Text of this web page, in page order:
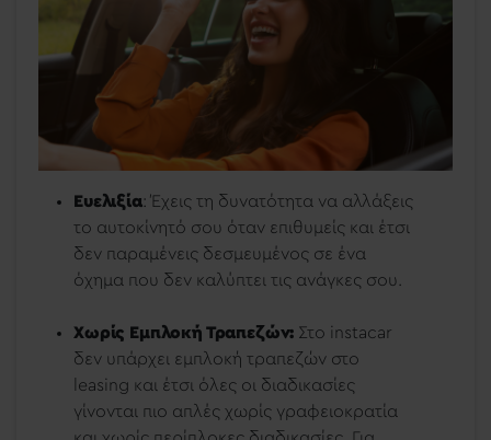
Ευελιξία: Έχεις τη δυνατότητα να αλλάξεις
το αυτοκίνητό σου όταν επιθυμείς και έτσι
δεν παραμένεις δεσμευμένος σε ένα
όχημα που δεν καλύπτει τις ανάγκες σου.
Χωρίς Εμπλοκή Τραπεζών: Στο instacar
δεν υπάρχει εμπλοκή τραπεζών στο
leasing και έτσι όλες οι διαδικασίες
γίνονται πιο απλές χωρίς γραφειοκρατία